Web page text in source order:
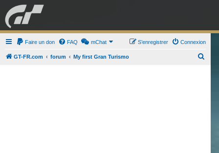
GRAN TURISMO FORUM
Faire un don FAQ mChat Connexion
S’enregistrer
GT-FR.com forum My first Gran Turismo